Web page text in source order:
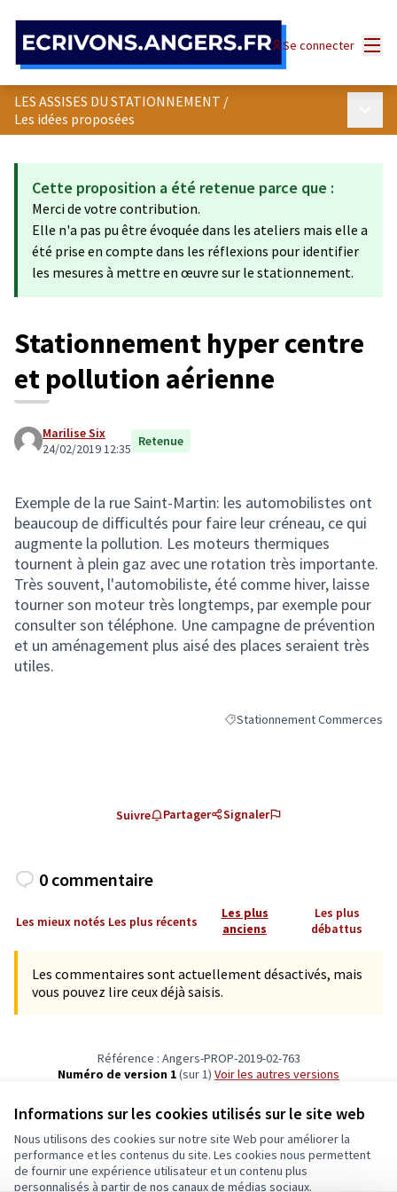
Informations sur les cookies utilisés sur le site web
Nous utilisons des cookies sur notre site Web pour améliorer la
performance et les contenus du site. Les cookies nous permettent
de fournir une expérience utilisateur et un contenu plus
personnalisés à partir de nos canaux de médias sociaux.
Se connecter
LES ASSISES DU STATIONNEMENT /
Les idées proposées
Cette proposition a été retenue parce que :
Merci de votre contribution.
Elle n'a pas pu être évoquée dans les ateliers mais elle a
été prise en compte dans les réflexions pour identifier
les mesures à mettre en œuvre sur le stationnement.
Stationnement hyper centre
et pollution aérienne
Marilise Six
24/02/2019 12:35 Retenue
Exemple de la rue Saint-Martin: les automobilistes ont
beaucoup de difficultés pour faire leur créneau, ce qui
augmente la pollution. Les moteurs thermiques
tournent à plein gaz avec une rotation très importante.
Très souvent, l'automobiliste, été comme hiver, laisse
tourner son moteur très longtemps, par exemple pour
consulter son téléphone. Une campagne de prévention
et un aménagement plus aisé des places seraient très
utiles.
Filtrer les résultats de la
Stationnement Commerces
Suivre Partager Signaler
0 commentaire
Les mieux notés Les plus récents
Les plus
anciens
Les plus
débattus
Les commentaires sont actuellement désactivés, mais
vous pouvez lire ceux déjà saisis.
Référence : Angers-PROP-2019-02-763
Numéro de version 1(sur 1)
voir les autres versions
Conditions d'utilisation
Paramètres des cookies
Ecrivons Angers sur X
Ecrivons Angers sur Facebook